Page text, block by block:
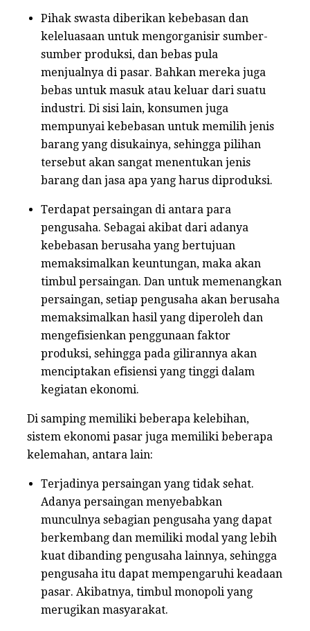
Pihak swasta diberikan kebebasan dan
keleluasaan untuk mengorganisir sumber-
sumber produksi, dan bebas pula
menjualnya di pasar. Bahkan mereka juga
bebas untuk masuk atau keluar dari suatu
industri. Di sisi lain, konsumen juga
mempunyai kebebasan untuk memilih jenis
barang yang disukainya, sehingga pilihan
tersebut akan sangat menentukan jenis
barang dan jasa apa yang harus diproduksi.
Terdapat persaingan di antara para
pengusaha. Sebagai akibat dari adanya
kebebasan berusaha yang bertujuan
memaksimalkan keuntungan, maka akan
timbul persaingan. Dan untuk memenangkan
persaingan, setiap pengusaha akan berusaha
memaksimalkan hasil yang diperoleh dan
mengefisienkan penggunaan faktor
produksi, sehingga pada gilirannya akan
menciptakan efisiensi yang tinggi dalam
kegiatan ekonomi.
Di samping memiliki beberapa kelebihan,
sistem ekonomi pasar juga memiliki beberapa
kelemahan, antara lain:
Terjadinya persaingan yang tidak sehat.
Adanya persaingan menyebabkan
munculnya sebagian pengusaha yang dapat
berkembang dan memiliki modal yang lebih
kuat dibanding pengusaha lainnya, sehingga
pengusaha itu dapat mempengaruhi keadaan
pasar. Akibatnya, timbul monopoli yang
merugikan masyarakat.